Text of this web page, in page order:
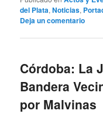
del Plata,Noticias,
Deja un comentario
Córdoba: La
Bandera
por Malvinas